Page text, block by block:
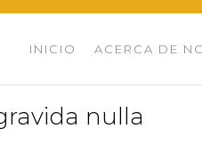
INICIO ACERCA DE
nulla